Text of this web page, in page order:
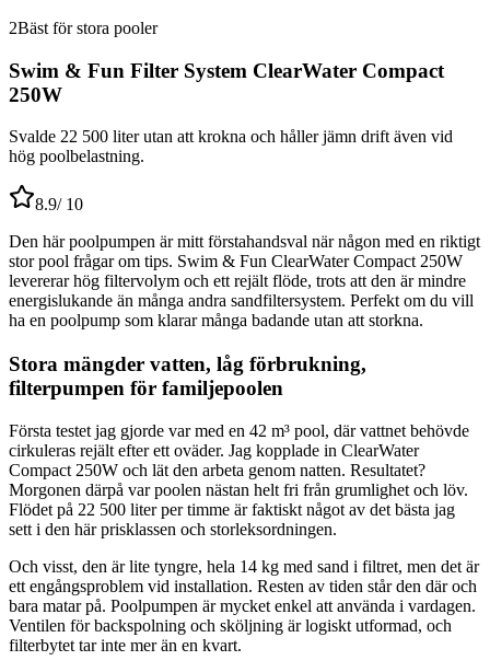
2Bäst för stora pooler
Swim & Fun Filter System ClearWater Compact
250W
Svalde 22 500 liter utan att krokna och håller jämn drift även vid
hög poolbelastning.
8.9/ 10
Den här poolpumpen är mitt förstahandsval när någon med en riktigt
stor pool frågar om tips. Swim & Fun ClearWater Compact 250W
levererar hög filtervolym och ett rejält flöde, trots att den är mindre
energislukande än många andra sandfiltersystem. Perfekt om du vill
ha en poolpump som klarar många badande utan att storkna.
Stora mängder vatten, låg förbrukning,
filterpumpen för familjepoolen
Första testet jag gjorde var med en 42 m³ pool, där vattnet behövde
cirkuleras rejält efter ett oväder. Jag kopplade in ClearWater
Compact 250W och lät den arbeta genom natten. Resultatet?
Morgonen därpå var poolen nästan helt fri från grumlighet och löv.
Flödet på 22 500 liter per timme är faktiskt något av det bästa jag
sett i den här prisklassen och storleksordningen.
Och visst, den är lite tyngre, hela 14 kg med sand i filtret, men det är
ett engångsproblem vid installation. Resten av tiden står den där och
bara matar på. Poolpumpen är mycket enkel att använda i vardagen.
Ventilen för backspolning och sköljning är logiskt utformad, och
filterbytet tar inte mer än en kvart.